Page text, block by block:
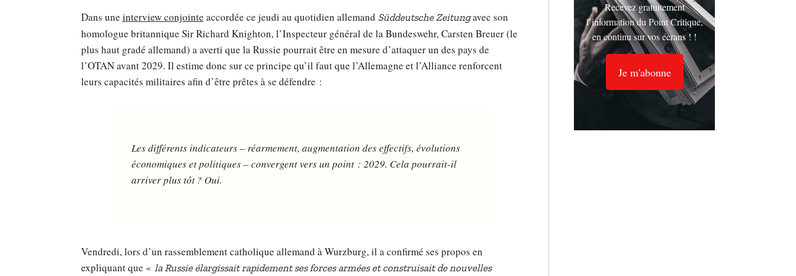
Dans une interview conjointe accordée ce jeudi au quotidien allemand Süddeutsche Zeitungavec son
homologue britannique Sir Richard Knighton, l’Inspecteur général de la Bundeswehr, Carsten Breuer (le
plus haut gradé allemand) a averti que la Russie pourrait être en mesure d’attaquer un des pays de
l’OTAN avant 2029. Il estime donc sur ce principe qu’il faut que l’Allemagne et l’Alliance renforcent
leurs capacités militaires afin d’être prêtes à se défendre :
Les différents indicateurs – réarmement, augmentation des effectifs, évolutions
économiques et politiques – convergent vers un point : 2029. Cela pourrait-il
arriver plus tôt ? Oui.
Vendredi, lors d’un rassemblement catholique allemand à Wurzburg, il a confirmé ses propos en
expliquant que « la Russie élargissait rapidement ses forces armées et construisait de nouvelles
Recevez gratuitement
l’information du Point Critique,
en continu sur vos écrans ! !
Je m'abonne